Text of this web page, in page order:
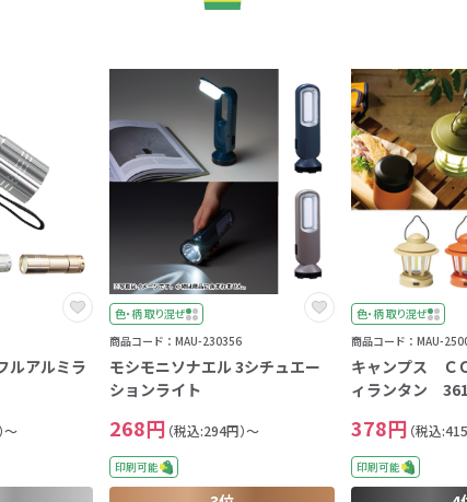
ルアルミラ
～
色・柄 取り混ぜ
商品コード：MAU-230356
モシモニソナエル 3シチュエー
ションライト
268円 （税込:294円）～
印刷可能
色・柄 取り混ぜ
商品コード：MAU-
キャンプス Ｃ
ィランタン
378円 （税込
印刷可能